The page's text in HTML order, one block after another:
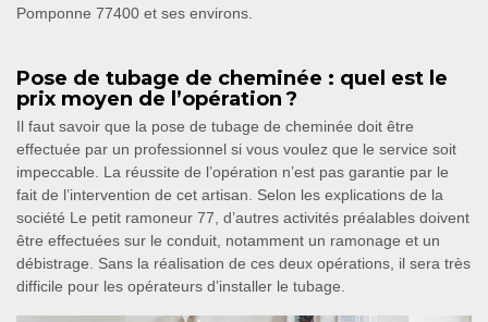
Pomponne 77400 et ses environs.
Pose de tubage de cheminée : quel est le
prix moyen de l’opération ?
Il faut savoir que la pose de tubage de cheminée doit être
effectuée par un professionnel si vous voulez que le service soit
impeccable. La réussite de l’opération n’est pas garantie par le
fait de l’intervention de cet artisan. Selon les explications de la
société Le petit ramoneur 77, d’autres activités préalables doivent
être effectuées sur le conduit, notamment un ramonage et un
débistrage. Sans la réalisation de ces deux opérations, il sera très
difficile pour les opérateurs d’installer le tubage.